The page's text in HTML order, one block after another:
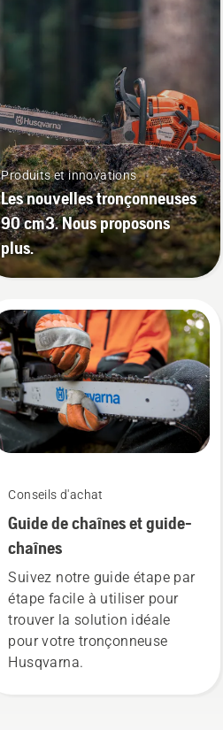
Produits et innovations
Les nouvelles tronçonneuses
90 cm3. Nous proposons
plus.
Conseils d'achat
Guide de chaînes et guide-
chaînes
Suivez notre guide étape par
étape facile à utiliser pour
trouver la solution idéale
pour votre tronçonneuse
Husqvarna.